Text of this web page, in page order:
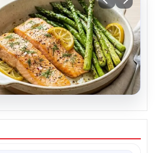
ve omega-3 deposu:
kuşkonmazlı somon